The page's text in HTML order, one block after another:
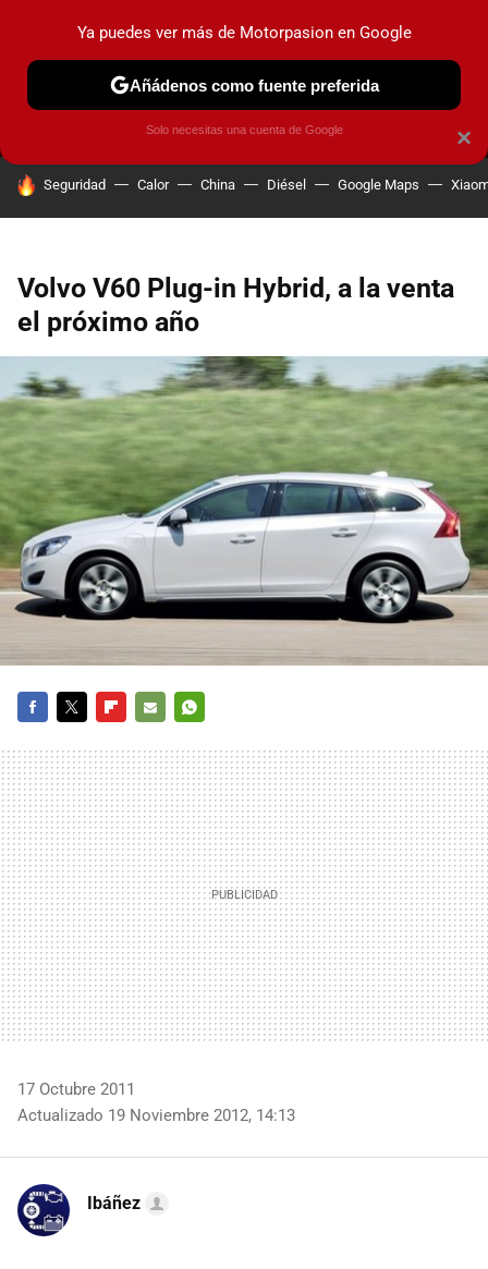
MENÚ NUEVO
COCHES ELÉCTRICOS OBSERVATORIO
HOY SE HABLA DE
Seguridad Calor China Diésel Google Maps
Volvo V60 Plug-in Hybrid, a la venta
el próximo año
MAIL
17 Octubre 2011
Actualizado 19 Noviembre 2012, 14:13
Ibáñez
×
Ya puedes ver más de Motorpasion en Google
Añádenos como fuente preferida
Solo necesitas una cuenta de Google